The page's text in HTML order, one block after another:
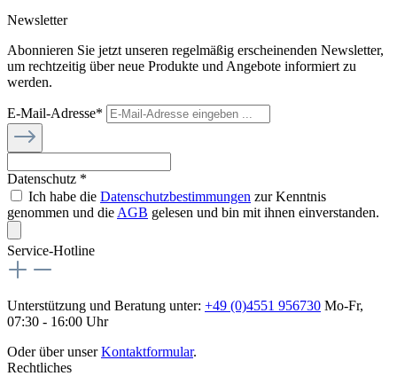
Newsletter
Abonnieren Sie jetzt unseren regelmäßig erscheinenden Newsletter,
um rechtzeitig über neue Produkte und Angebote informiert zu
werden.
E-Mail-Adresse*
Datenschutz *
Ich habe die Datenschutzbestimmungen zur Kenntnis
genommen und die AGB gelesen und bin mit ihnen einverstanden.
Service-Hotline
Unterstützung und Beratung unter: +49 (0)4551 956730 Mo-Fr,
07:30 - 16:00 Uhr
Oder über unserKontaktformular.
Rechtliches